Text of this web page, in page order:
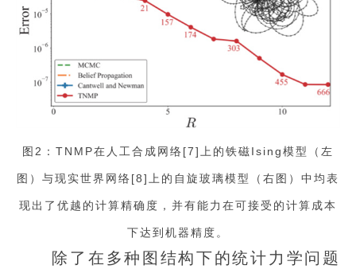
图2：TNMP在人工合成网络[7]上的铁磁Ising模型（左
图）与现实世界网络[8]上的自旋玻璃模型（右图）中均表
现出了优越的计算精确度，并有能力在可接受的计算成本
下达到机器精度。
除了在多种图结构下的统计力学问题